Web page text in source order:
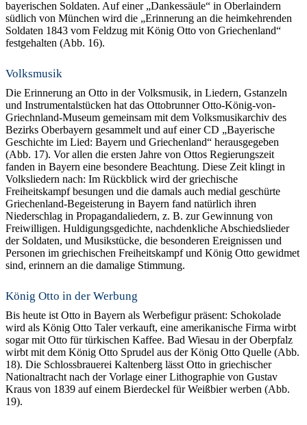
bayerischen Soldaten. Auf einer „Dankessäule“ in Oberlaindern
südlich von München wird die „Erinnerung an die heimkehrenden
Soldaten 1843 vom Feldzug mit König Otto von Griechenland“
festgehalten (Abb. 16).
Volksmusik
Die Erinnerung an Otto in der Volksmusik, in Liedern, Gstanzeln
und Instrumentalstücken hat das Ottobrunner Otto-König-von-
Griechnland-Museum gemeinsam mit dem Volksmusikarchiv des
Bezirks Oberbayern gesammelt und auf einer CD „Bayerische
Geschichte im Lied: Bayern und Griechenland“ herausgegeben
(Abb. 17). Vor allen die ersten Jahre von Ottos Regierungszeit
fanden in Bayern eine besondere Beachtung. Diese Zeit klingt in
Volksliedern nach: Im Rückblick wird der griechische
Freiheitskampf besungen und die damals auch medial geschürte
Griechenland-Begeisterung in Bayern fand natürlich ihren
Niederschlag in Propagandaliedern, z. B. zur Gewinnung von
Freiwilligen. Huldigungsgedichte, nachdenkliche Abschiedslieder
der Soldaten, und Musikstücke, die besonderen Ereignissen und
Personen im griechischen Freiheitskampf und König Otto gewidmet
sind, erinnern an die damalige Stimmung.
König Otto in der Werbung
Bis heute ist Otto in Bayern als Werbefigur präsent: Schokolade
wird als König Otto Taler verkauft, eine amerikanische Firma wirbt
sogar mit Otto für türkischen Kaffee. Bad Wiesau in der Oberpfalz
wirbt mit dem König Otto Sprudel aus der König Otto Quelle (Abb.
18). Die Schlossbrauerei Kaltenberg lässt Otto in griechischer
Nationaltracht nach der Vorlage einer Lithographie von Gustav
Kraus von 1839 auf einem Bierdeckel für Weißbier werben (Abb.
19).